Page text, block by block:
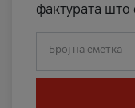
фактурата што
Број на сметка